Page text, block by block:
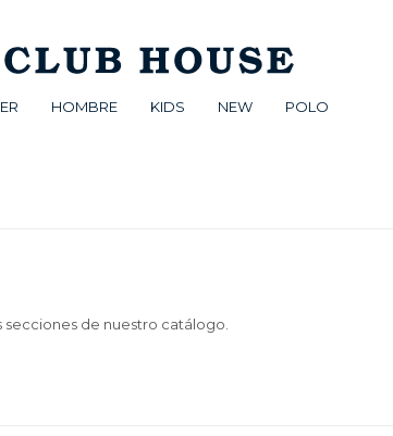
HOMBRE KIDS NEW POLO
de nuestro catálogo.